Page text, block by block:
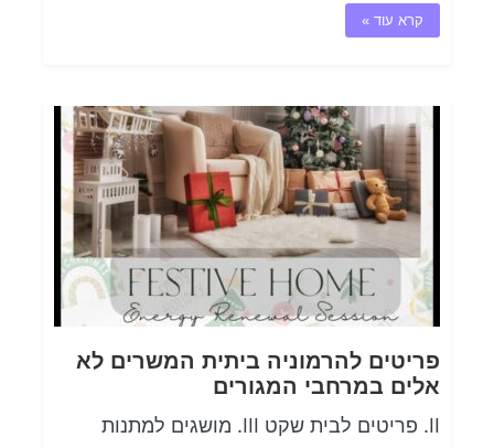
קרא עוד »
פריטים להרמוניה ביתית המשרים לא
אלים במרחבי המגורים
II. פריטים לבית שקט III. מושגים למתנות